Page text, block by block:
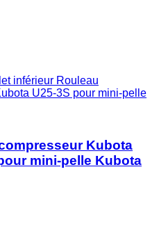
inférieur Rouleau
U25-3S pour mini-pelle
Kubota
mini-pelle Kubota